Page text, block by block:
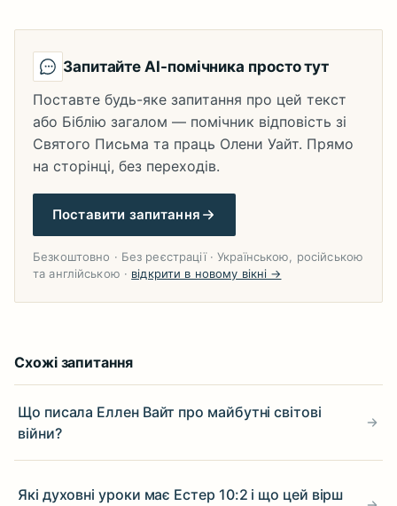
Запитайте AI-помічника просто тут
Поставте будь-яке запитання про цей текст
або Біблію загалом — помічник відповість зі
Святого Письма та праць Олени Уайт. Прямо
на сторінці, без переходів.
Поставити запитання
Безкоштовно · Без реєстрації · Українською, російською
та англійською · відкрити в новому вікні →
Схожі запитання
Що писала Еллен Вайт про майбутні світові
війни?
Які духовні уроки має Естер 10:2 і що цей вірш